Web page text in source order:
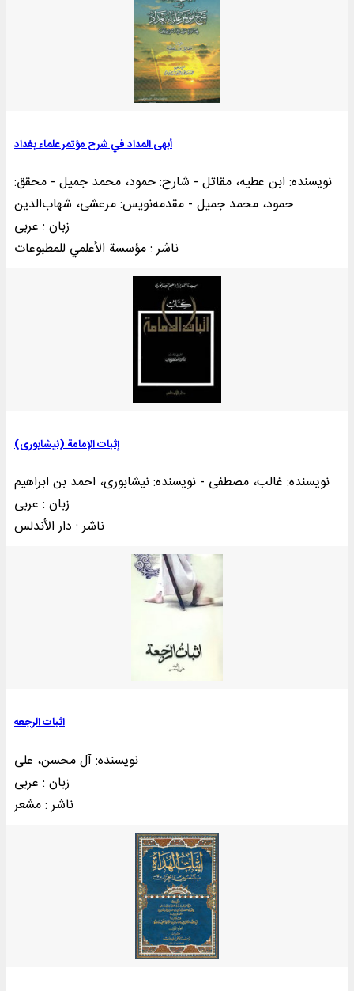
أبهی المداد في شرح مؤتمر علماء بغداد
نویسنده: ابن عطیه، مقاتل - شارح: حمود، محمد جمیل - محقق:
حمود، محمد جمیل - مقدمه‌نويس: مرعشی، شهاب‌الدین
زبان : عربی
ناشر : مؤسسة الأعلمي للمطبوعات
إثبات الإمامة (نیشابوری)
نویسنده: غالب، مصطفی - نویسنده: نیشابوری، احمد بن ابراهیم
زبان : عربی
ناشر : دار الأندلس
اثبات الرجعه
نویسنده: آل محسن، علی
زبان : عربی
ناشر : مشعر